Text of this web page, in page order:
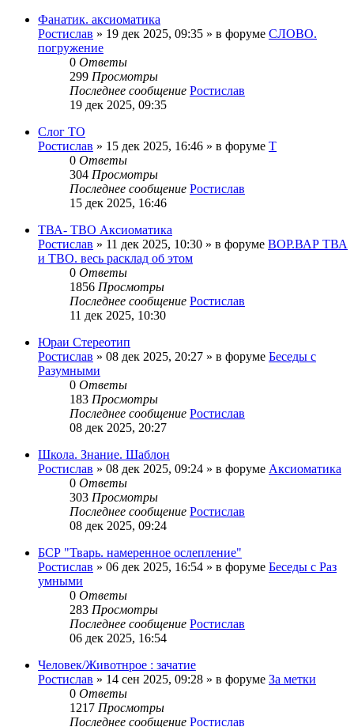
Фанатик. аксиоматика
Ростислав » 19 дек 2025, 09:35 » в форуме СЛОВО.
погружение
0 Ответы
299 Просмотры
Последнее сообщение Ростислав
19 дек 2025, 09:35
Слог ТО
Ростислав » 15 дек 2025, 16:46 » в форуме Т
0 Ответы
304 Просмотры
Последнее сообщение Ростислав
15 дек 2025, 16:46
ТВА- ТВО Аксиоматика
Ростислав » 11 дек 2025, 10:30 » в форуме ВОР.ВАР ТВА
и ТВО. весь расклад об этом
0 Ответы
1856 Просмотры
Последнее сообщение Ростислав
11 дек 2025, 10:30
Юраи Стереотип
Ростислав » 08 дек 2025, 20:27 » в форуме Беседы с
Разумными
0 Ответы
183 Просмотры
Последнее сообщение Ростислав
08 дек 2025, 20:27
Школа. Знание. Шаблон
Ростислав » 08 дек 2025, 09:24 » в форуме Аксиоматика
0 Ответы
303 Просмотры
Последнее сообщение Ростислав
08 дек 2025, 09:24
БСР "Тварь. намеренное ослепление"
Ростислав » 06 дек 2025, 16:54 » в форуме Беседы с Раз
умными
0 Ответы
283 Просмотры
Последнее сообщение Ростислав
06 дек 2025, 16:54
Человек/Животнрое : зачатие
Ростислав » 14 сен 2025, 09:28 » в форуме За метки
0 Ответы
1217 Просмотры
Последнее сообщение Ростислав